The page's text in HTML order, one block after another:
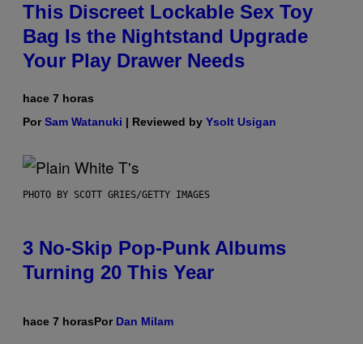
This Discreet Lockable Sex Toy
Bag Is the Nightstand Upgrade
Your Play Drawer Needs
hace 7 horas
PorSam Watanuki | Reviewed by Ysolt Usigan
PHOTO BY SCOTT GRIES/GETTY IMAGES
3 No-Skip Pop-Punk Albums
Turning 20 This Year
hace 7 horasPor Dan Milam